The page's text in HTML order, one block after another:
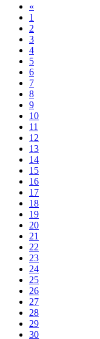
«
1
2
3
4
5
6
7
8
9
10
11
12
13
14
15
16
17
18
19
20
21
22
23
24
25
26
27
28
29
30